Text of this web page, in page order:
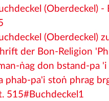
(Oberdeckel) -
(Oberdeckel)
der Bon-Religion
ṅag don bstand-pa 'i
phab-pa'i stoṅ phrag
515#Buchdeckel1